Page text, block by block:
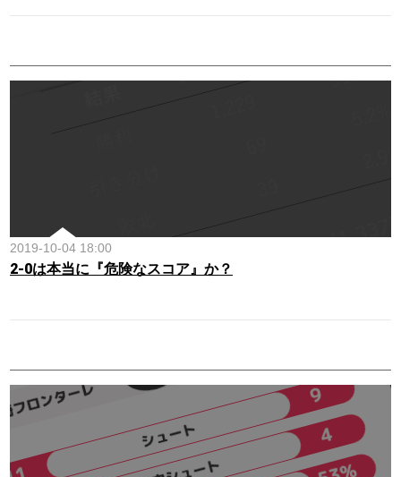
2019-10-04 18:00
2-0は本当に『危険なスコア』か？